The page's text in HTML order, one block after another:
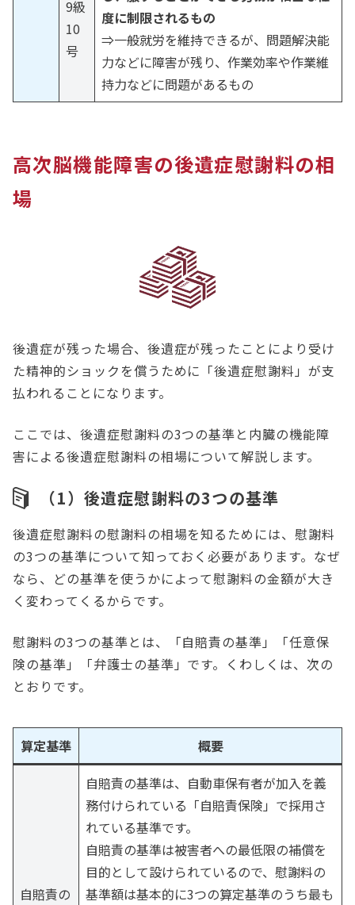
9級
10
号
度に制限されるもの
⇒一般就労を維持できるが、問題解決能
力などに障害が残り、作業効率や作業維
持力などに問題があるもの
高次脳機能障害の後遺症慰謝料の相
場
後遺症が残った場合、後遺症が残ったことにより受け
た精神的ショックを償うために「後遺症慰謝料」が支
払われることになります。
ここでは、後遺症慰謝料の3つの基準と内臓の機能障
害による後遺症慰謝料の相場について解説します。
（1）後遺症慰謝料の3つの基準
後遺症慰謝料の慰謝料の相場を知るためには、慰謝料
の3つの基準について知っておく必要があります。なぜ
なら、どの基準を使うかによって慰謝料の金額が大き
く変わってくるからです。
慰謝料の3つの基準とは、「自賠責の基準」「任意保
険の基準」「弁護士の基準」です。くわしくは、次の
とおりです。
算定基準 概要
自賠責の
自賠責の基準は、自動車保有者が加入を義
務付けられている「自賠責保険」で採用さ
れている基準です。
自賠責の基準は被害者への最低限の補償を
目的として設けられているので、慰謝料の
基準額は基本的に3つの算定基準のうち最も